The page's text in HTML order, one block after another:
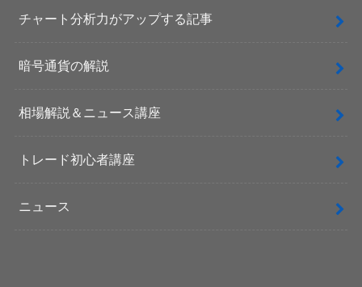
チャート分析力がアップする記事
暗号通貨の解説
相場解説＆ニュース講座
トレード初心者講座
ニュース